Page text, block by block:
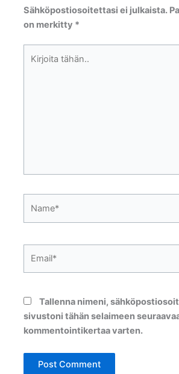
Sähköpostiosoitettasi ei julkaista.
on merkitty *
tähän..
Tallenna nimeni,
sivustoni tähän selaimeen
kommentointikertaa varten.